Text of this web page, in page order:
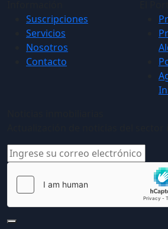
Suscripciones
Servicios
Nosotros
Contacto